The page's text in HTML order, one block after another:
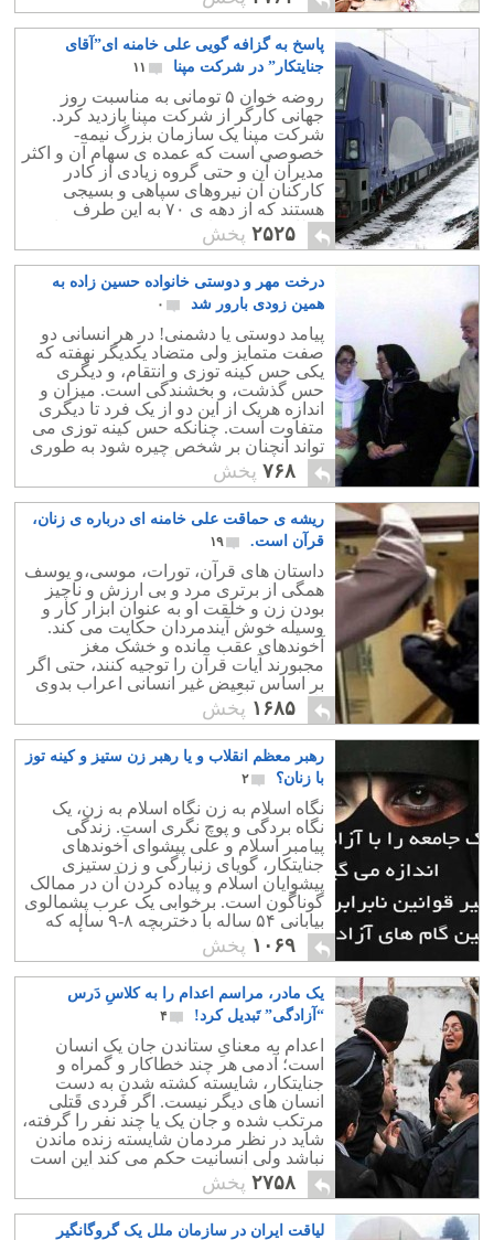
است.
پاسخ به گزافه گویی علی خامنه ای”آقای
جنایتکار” در شرکت مپنا
۱۱
روضه خوان ۵ تومانی به مناسبت روز
جهانی کارگر از شرکت مپنا بازدید کرد.
شرکت مپنا یک سازمان بزرگ نیمه-
خصوصی است که عمده ی سهام آن و اکثر
مدیران آن و حتی گروه زیادی از کادر
کارکنان آن نیروهای سپاهی و بسیجی
هستند که از دهه ی ۷۰ به این طرف
وظایف پروژه های برق و قدرت در وزارت
نیرو را به عهده گرفت....
۲۵۲۵ پخش
درخت مهر و دوستی خانواده حسین زاده به
همین زودی بارور شد
۰
پیامد دوستی یا دشمنی! در هر انسانی دو
صفت متمایز ولی متضاد یکدیگر نهفته که
یکی حس کینه توزی و انتقام، و دیگری
حس گذشت، و بخشندگی است. میزان و
اندازه هریک از این دو از یک فرد تا دیگری
متفاوت است. چنانکه حس کینه توزی می
تواند آنچنان بر شخص چیره شود به طوری
که همه چیز، و همه جا را تیره و تار ببیند.
۷۶۸ پخش
ریشه ی حماقت علی خامنه ای درباره ی زنان،
قرآن است.
۱۹
داستان های قرآن، تورات، موسی،و یوسف
همگی از برتری مرد و بی ارزش و ناچیز
بودن زن و خلقت او به عنوان ابزار کار و
وسیله خوش آیندمردان حکایت می کند.
آخوندهای عقب مانده و خشک مغز
مجبورند آیات قرآن را توجیه کنند، حتی اگر
بر اساس تبعیض غیر انسانی اعراب بدوی
باشد. حتی اگر دستور به کتک زدن زن داده
باشد.
۱۶۸۵ پخش
رهبر معظم انقلاب و یا رهبر زن ستیز و کینه توز
با زنان؟
۲
نگاه اسلام به زن نگاه اسلام به زن، یک
نگاه بردگی و پوچ نگری است. زندگی
پیامبر اسلام و علی پیشوای آخوندهای
جنایتکار، گویای زنبارگی و زن ستیزی
پیشوایان اسلام و پیاده کردن آن در ممالک
گوناگون است. برخوابی یک عرب پشمالوی
بیابانی ۵۴ ساله با دختربچه ۸-۹ ساله که
عروسک بازی می کرد، یک نمونه رأفت
اسلامی است.
۱۰۶۹ پخش
یک مادر، مراسم اعدام را به کلاسِ دَرس
“آزادگی” تَبدیل کرد!
۴
اعدام به معنایِ ستاندن جان یک انسان
است؛ آدمی هر چند خطاکار و گمراه و
جنایتکار، شایسته کشته شدن به دست
انسان های دیگر نیست. اگر فَردی قَتلی
مرتکب شده و جان یک یا چند نفر را گرفته،
شاید در نظر مردمان شایسته زنده ماندن
نباشد ولی انسانیت حکم می کند این است
که وی خطاکار است و بایستی عادلانه
مجازات شود.
۲۷۵۸ پخش
لیاقت ایران در سازمان ملل یک گروگانگیر